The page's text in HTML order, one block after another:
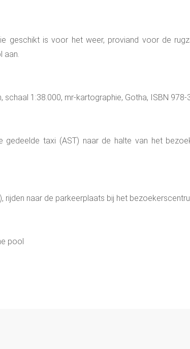
geschikt is voor het weer, proviand voor de
aan.
schaal 1:38.000, mr-kartographie, Gotha, ISBN
gedeelde taxi (AST) naar de halte van het
rijden naar de parkeerplaats bij het
pool